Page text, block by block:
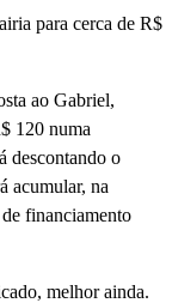
para cerca de R$
ao Gabriel,
120 numa
descontando o
acumular, na
financiamento
melhor ainda.